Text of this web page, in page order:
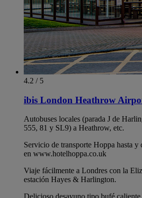
4.2 / 5
ibis London Heathrow
Autobuses locales (parada J de
555, 81 y SL9) a Heathrow, etc.
Servicio de transporte Hoppa hasta y
en www.hotelhoppa.co.uk
Viaje fácilmente a Londres con la
estación Hayes & Harlington.